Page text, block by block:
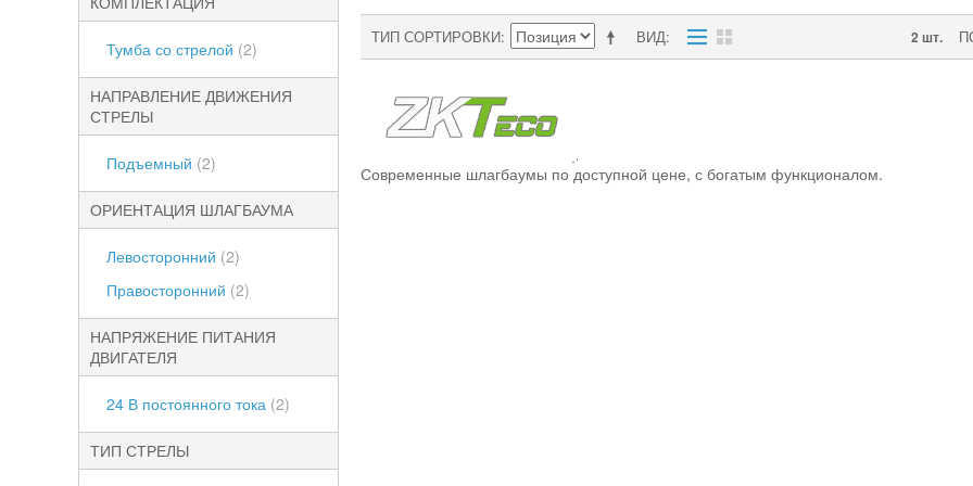
Тумба со стрелой (2)
НАПРАВЛЕНИЕ ДВИЖЕНИЯ
СТРЕЛЫ
Подъемный (2)
ОРИЕНТАЦИЯ ШЛАГБАУМА
Левосторонний (2)
Правосторонний (2)
НАПРЯЖЕНИЕ ПИТАНИЯ
ДВИГАТЕЛЯ
24 В постоянного тока (2)
ТИП СТРЕЛЫ
ВИД
ТИП СОРТИРОВКИ 2 шт.
Современные шлагбаумы по доступной цене, с богатым функционалом.